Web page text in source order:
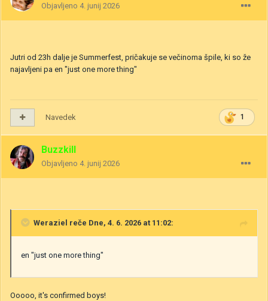
Objavljeno 4. junij 2026
Jutri od 23h dalje je Summerfest, pričakuje se večinoma špile, ki so že
najavljeni pa en "just one more thing"
1
Navedek
Buzzkill
Objavljeno 4. junij 2026
Weraziel reče Dne, 4. 6. 2026 at 11:02:
en "just one more thing"
Ooooo, it's confirmed boys!